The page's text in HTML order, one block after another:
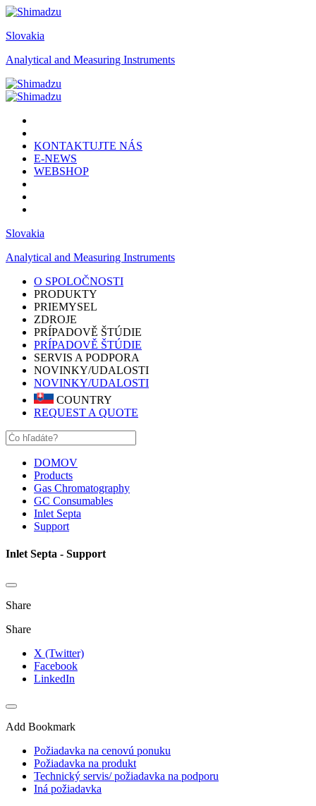
Slovakia
Analytical and Measuring Instruments
KONTAKTUJTE NÁS
E-NEWS
WEBSHOP
Slovakia
Analytical and Measuring Instruments
O SPOLOČNOSTI
PRODUKTY
PRIEMYSEL
ZDROJE
PRÍPADOVĚ ŠTÚDIE
PRÍPADOVĚ ŠTÚDIE
SERVIS A PODPORA
NOVINKY/UDALOSTI
NOVINKY/UDALOSTI
COUNTRY
REQUEST A QUOTE
DOMOV
Products
Gas Chromatography
GC Consumables
Inlet Septa
Support
Inlet Septa - Support
Share
Share
X (Twitter)
Facebook
LinkedIn
Add Bookmark
Požiadavka na cenovú ponuku
Požiadavka na produkt
Technický servis/ požiadavka na podporu
Iná požiadavka